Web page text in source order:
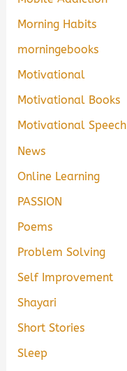
Morning Habits
morningebooks
Motivational
Motivational Books
Motivational Speech
News
Online Learning
PASSION
Poems
Problem Solving
Self Improvement
Shayari
Short Stories
Sleep